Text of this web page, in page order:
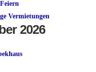
Vermietungen
2026